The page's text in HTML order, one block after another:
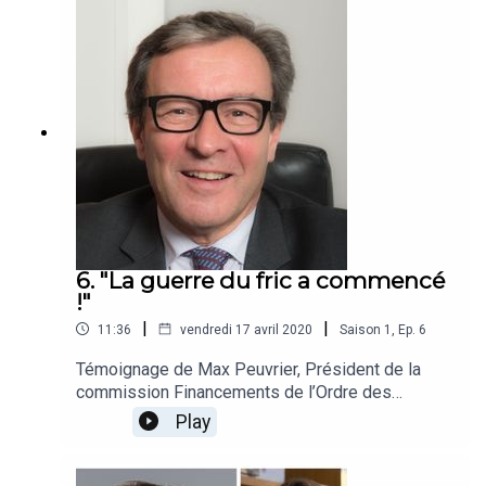
d’entrepreneuriat et de détention provisoire.
6. "La guerre du fric a commencé
!"
11:36 | vendredi 17 avril 2020 | Saison 1 , Ep. 6
Témoignage de Max Peuvrier, Président de la
commission Financements de l’Ordre des
Experts Comptables sur les difficultés de
traitement du Prêt Garanti par l’Etat (PGE)“La
Play